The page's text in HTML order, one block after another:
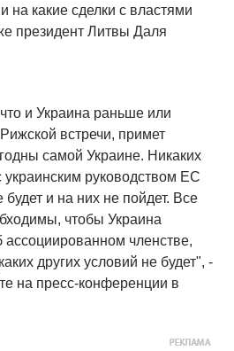
на какие сделки с властями
президент Литвы Даля
и Украина раньше или
встречи, примет
самой Украине. Никаких
украинским руководством ЕС
будет и на них не пойдет. Все
чтобы Украина
ассоциированном членстве,
других условий не будет", -
на пресс-конференции в